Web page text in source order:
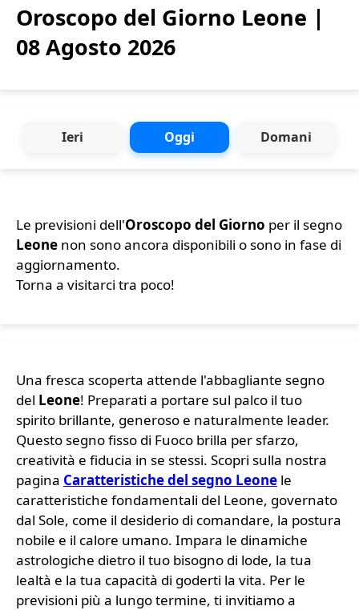
Oroscopo del Giorno Leone |
08 Agosto 2026
Ieri Oggi Domani
Le previsioni dell'Oroscopo del Giorno per il segno
Leone non sono ancora disponibili o sono in fase di
aggiornamento.
Torna a visitarci tra poco!
Una fresca scoperta attende l'abbagliante segno
del Leone! Preparati a portare sul palco il tuo
spirito brillante, generoso e naturalmente leader.
Questo segno fisso di Fuoco brilla per sfarzo,
creatività e fiducia in se stessi. Scopri sulla nostra
pagina Caratteristiche del segno Leone le
caratteristiche fondamentali del Leone, governato
dal Sole, come il desiderio di comandare, la postura
nobile e il calore umano. Impara le dinamiche
astrologiche dietro il tuo bisogno di lode, la tua
lealtà e la tua capacità di goderti la vita. Per le
previsioni più a lungo termine, ti invitiamo a